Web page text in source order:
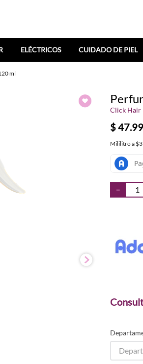
ELÉCTRICOS CUIDADO DE PIEL
ml
Click Hair
$47.
Mililitroa
－